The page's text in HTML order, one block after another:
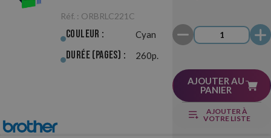
Réf. : ORBRLC221C
Couleur : Cyan
Durée (pages) : 260p.
AJOUTER AU
PANIER
AJOUTER À
VOTRE LISTE